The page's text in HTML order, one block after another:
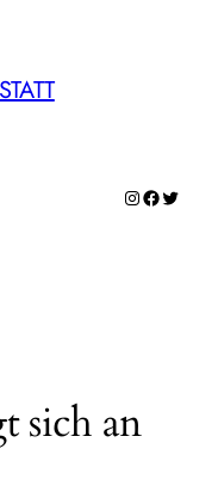
Instagram
sich an